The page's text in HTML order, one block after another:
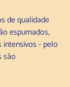
de qualidade
espumados,
- pelo
são